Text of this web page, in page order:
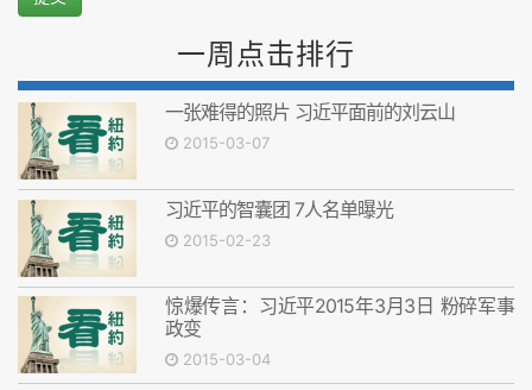
一周点击排行
一张难得的照片 习近平面前的刘云山
2015-03-07
习近平的智囊团 7人名单曝光
2015-02-23
惊爆传言：习近平2015年3月3日 粉碎军事
政变
2015-03-04